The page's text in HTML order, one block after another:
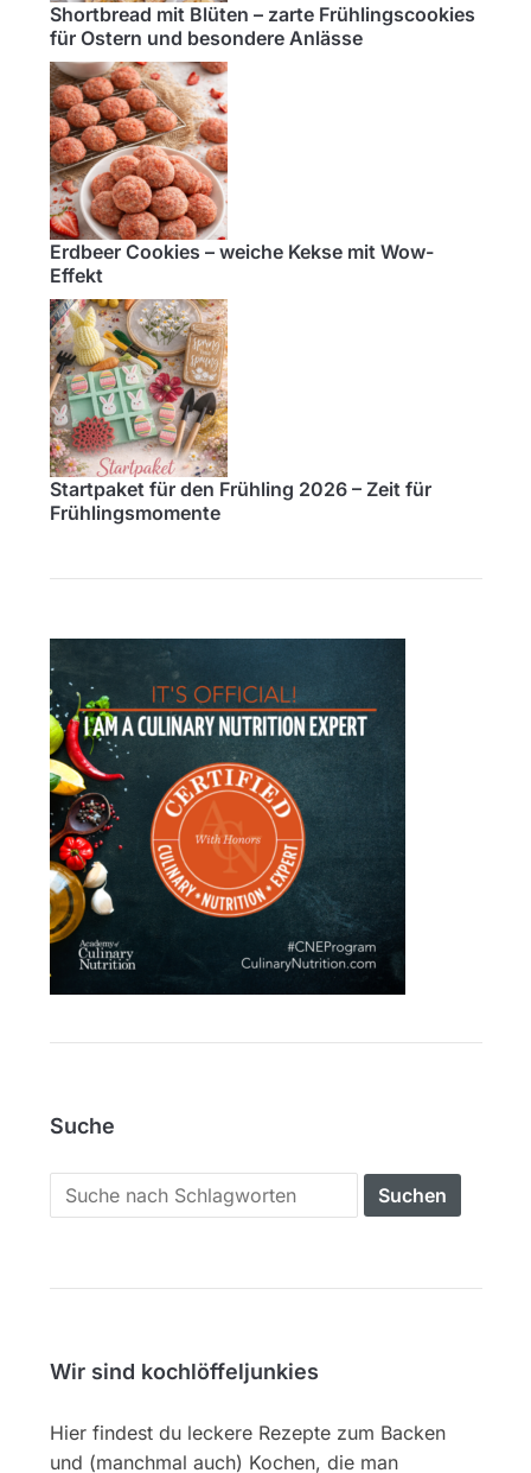
Shortbread mit Blüten – zarte Frühlingscookies
für Ostern und besondere Anlässe
Erdbeer Cookies – weiche Kekse mit Wow-
Effekt
Startpaket für den Frühling 2026 – Zeit für
Frühlingsmomente
Suche
Search
for:
Wir sind kochlöffeljunkies
Hier findest du leckere Rezepte zum Backen
und (manchmal auch) Kochen, die man